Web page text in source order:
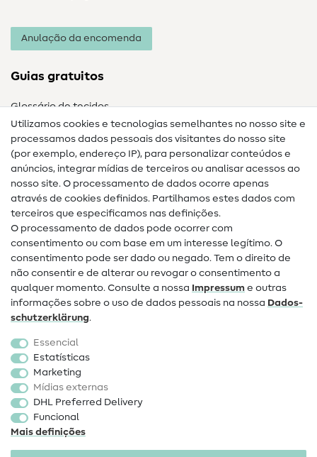
Anulação da encomenda
Guias gratuitos
Glossário de tecidos
Guias de costura
Ajuda e contacto
Contacto
Mudança de proprietário
Perguntas frequentes (FAQ)
Direito de cancelamento
Popular
Tecidos
Acessórios de costura
Promoção
Utilizamos cookies e tecnologias semelhantes no nosso site e
processamos dados pessoais dos visitantes do nosso site
(por exemplo, endereço IP), para personalizar conteúdos e
anúncios, integrar mídias de terceiros ou analisar acessos ao
nosso site. O processamento de dados ocorre apenas
através de cookies definidos. Partilhamos estes dados com
terceiros que especificamos nas definições.
O processamento de dados pode ocorrer com
consentimento ou com base em um interesse legítimo. O
consentimento pode ser dado ou negado. Tem o direito de
não consentir e de alterar ou revogar o consentimento a
qualquer momento. Consulte a nossa Impressum e outras
informações sobre o uso de dados pessoais na nossa Dados­
schutz­erklärung.
Essencial
Estatísticas
Marketing
Mídias externas
DHL Preferred Delivery
Funcional
Mais definições